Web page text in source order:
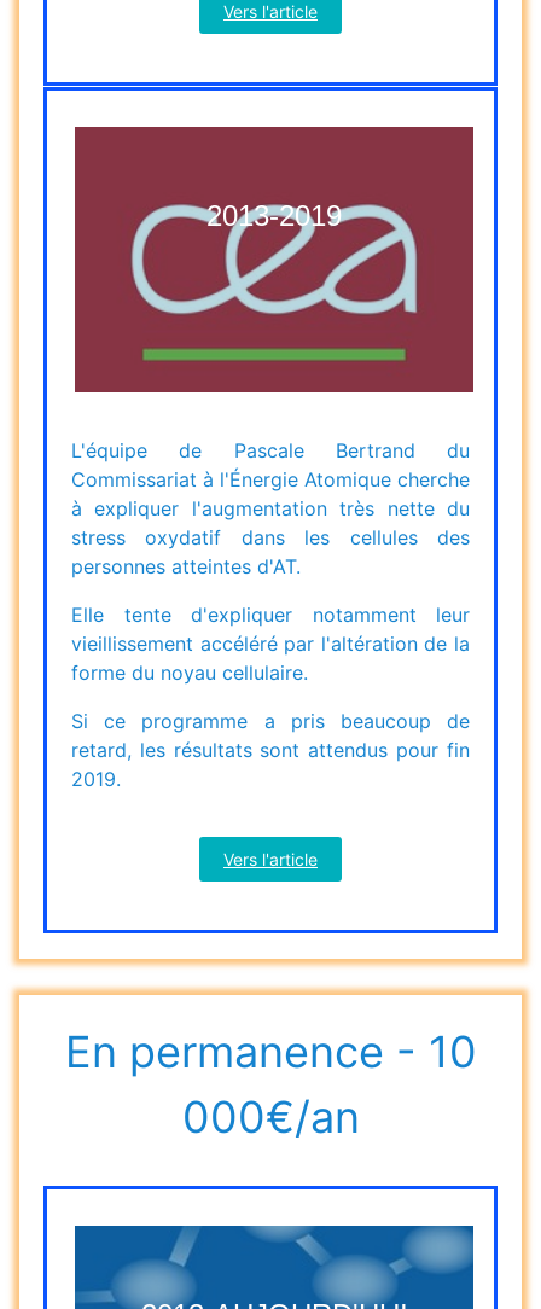
Vers l'article
2013-2019
L'équipe de Pascale Bertrand du
Commissariat à l'Énergie Atomique cherche
à expliquer l'augmentation très nette du
stress oxydatif dans les cellules des
personnes atteintes d'AT.
Elle tente d'expliquer notamment leur
vieillissement accéléré par l'altération de la
forme du noyau cellulaire.
Si ce programme a pris beaucoup de
retard, les résultats sont attendus pour fin
2019.
Vers l'article
En permanence - 10
000€/an